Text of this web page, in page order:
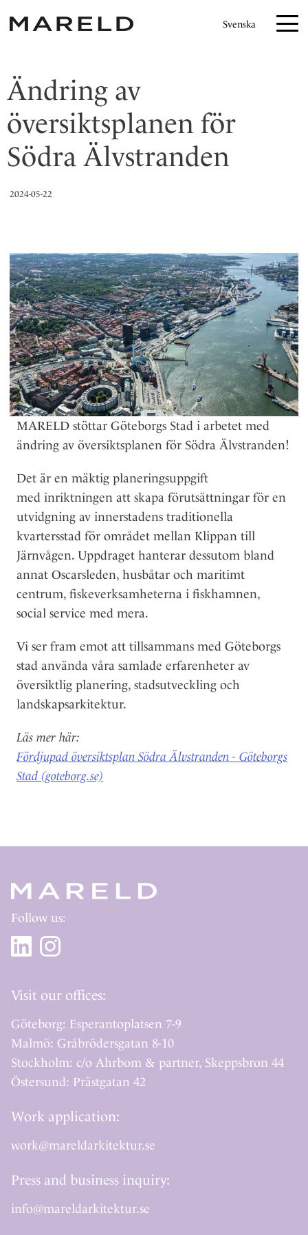
Svenska
Ändring av
översiktsplanen för
Södra Älvstranden
2024-05-22
MARELD stöttar Göteborgs Stad i arbetet med
ändring av översiktsplanen för Södra Älvstranden!
Det är en mäktig planeringsuppgift
med inriktningen att skapa förutsättningar för en
utvidgning av innerstadens traditionella
kvartersstad för området mellan Klippan till
Järnvågen. Uppdraget hanterar dessutom bland
annat Oscarsleden, husbåtar och maritimt
centrum, fiskeverksamheterna i fiskhamnen,
social service med mera.
Vi ser fram emot att tillsammans med Göteborgs
stad använda våra samlade erfarenheter av
översiktlig planering, stadsutveckling och
landskapsarkitektur.
Läs mer här:
Fördjupad översiktsplan Södra Älvstranden - Göteborgs
Stad (goteborg.se)
Follow us:
Visit our offices:
Göteborg: Esperantoplatsen 7-9
Malmö: Gråbrödersgatan 8-10
Stockholm: c/o Ahrbom & partner, Skeppsbron 44
Östersund: Prästgatan 42
Work application:
work@mareldarkitektur.se
Press and business inquiry:
info@mareldarkitektur.se